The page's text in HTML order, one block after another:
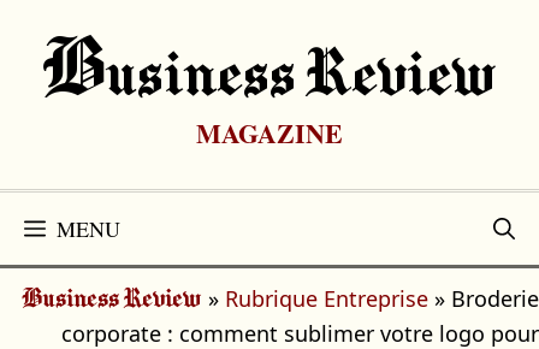
contenu
BUsiness Review
MAGAZINE
MENU
Business Review » Rubrique Entreprise » Broderie
corporate : comment sublimer votre logo pour